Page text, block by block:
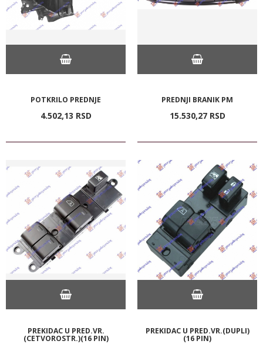
POTKRILO PREDNJE
4.502,13 RSD
PREDNJI BRANIK PM
15.530,27 RSD
PREKIDAC U PRED.VR.
(CETVOROSTR.)(16 PIN)
PREKIDAC U PRED.VR.(DUPLI)
(16 PIN)